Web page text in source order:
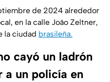
de 2024 alrededor
en la calle João Zeltner,
la ciudad brasileña.
cayó un ladrón
a un policía en